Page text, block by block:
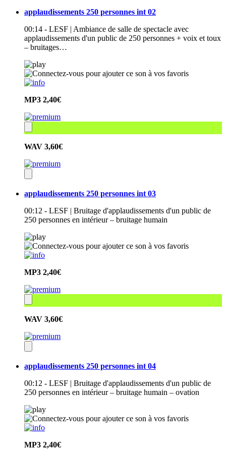
applaudissements 250 personnes int 02
00:14 - LESF | Ambiance de salle de spectacle avec
applaudissements d'un public de 250 personnes + voix et toux
– bruitages…
MP3 2,40€
WAV 3,60€
applaudissements 250 personnes int 03
00:12 - LESF | Bruitage d'applaudissements d'un public de
250 personnes en intérieur – bruitage humain
MP3 2,40€
WAV 3,60€
applaudissements 250 personnes int 04
00:12 - LESF | Bruitage d'applaudissements d'un public de
250 personnes en intérieur – bruitage humain – ovation
MP3 2,40€